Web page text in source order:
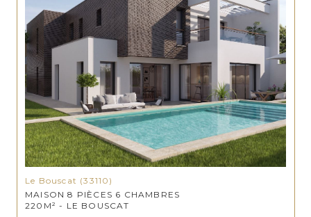
Le Bouscat (33110)
MAISON 8 PIÈCES 6 CHAMBRES
220M² - LE BOUSCAT